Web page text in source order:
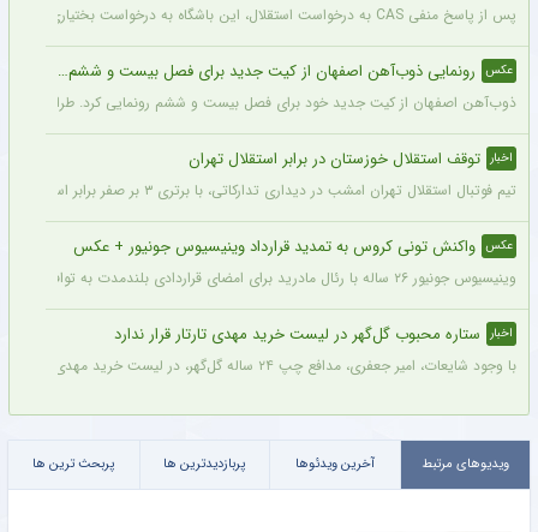
پس از پاسخ منفی CAS به درخواست استقلال، این باشگاه به درخواست بختیاری‌زاده قصد دارد قرارداد آنتونیو آدان، دروازه‌بان اسپانیایی فصل گذشته، را تمدید کند.
عکس رونمایی ذوب‌آهن اصفهان از کیت جدید برای فصل بیست و ششم + عکس
ذوب‌آهن اصفهان از کیت جدید خود برای فصل بیست و ششم رونمایی کرد. طراحی
اخبار توقف استقلال خوزستان در برابر استقلال تهران
تیم فوتبال استقلال تهران امشب در دیداری تدارکاتی، با برتری ۳ بر صفر برابر استقلال خوزستان، با دبل سعید سحرخیزان و گل یاسر آسانی پیروز شد.
عکس واکنش تونی کروس به تمدید قرارداد وینیسیوس جونیور + عکس
وینیسیوس جونیور ۲۶ ساله با رئال مادرید برای امضای قراردادی بلندمدت به توافق رسید که او را تا سال ۲۰۳۲ در سانتیاگو برنابئو نگه خواهد داشت و به شایعات درباره احتمال جدایی‌اش از این باشگاه پایان می‌دهد.
اخبار ستاره محبوب گل‌گهر در لیست خرید مهدی تارتار قرار ندارد
با وجود شایعات، امیر جعفری، مدافع چپ ۲۴ ساله گل‌گهر، در لیست خرید مهدی تارتار قرار ندارد.
ویدیوهای مرتبط آخرین ویدئوها پربازدیدترین ها پربحث ترین ها